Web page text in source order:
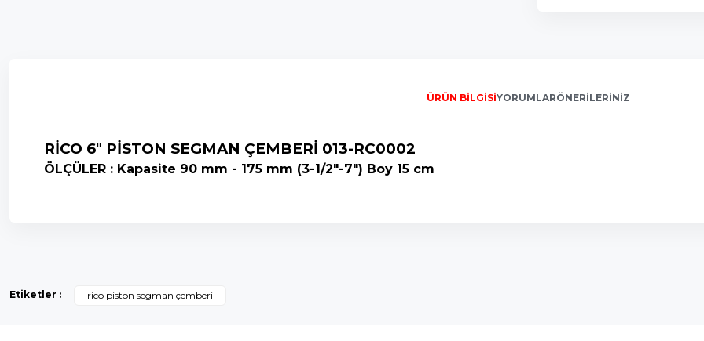
ÜRÜN BILGISIYORUMLARÖNERILERINIZ
RİCO 6" PİSTON SEGMAN ÇEMBERİ 013-RC0002
ÖLÇÜLER : Kapasite 90 mm - 175 mm (3-1/2"-7") Boy 15 cm
Ürün resmi kalitesiz, bozuk veya görüntülenemiyor.
Etiketler : rico piston segman çemberi